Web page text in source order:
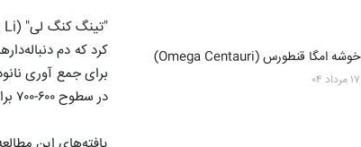
کرد که دم
برای جمع آوری
در سطوح ۶۰۰-۷۰۰ برابر حساس‌تر از هر وسیله قابل اندازه‌گیری کنند.
خوشه امگا قنطورس (Omega Centauri)
۱۷ مرداد ۰۴